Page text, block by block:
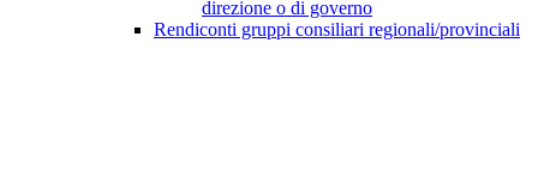
direzione o di governo
Rendiconti gruppi consiliari regionali/provinciali